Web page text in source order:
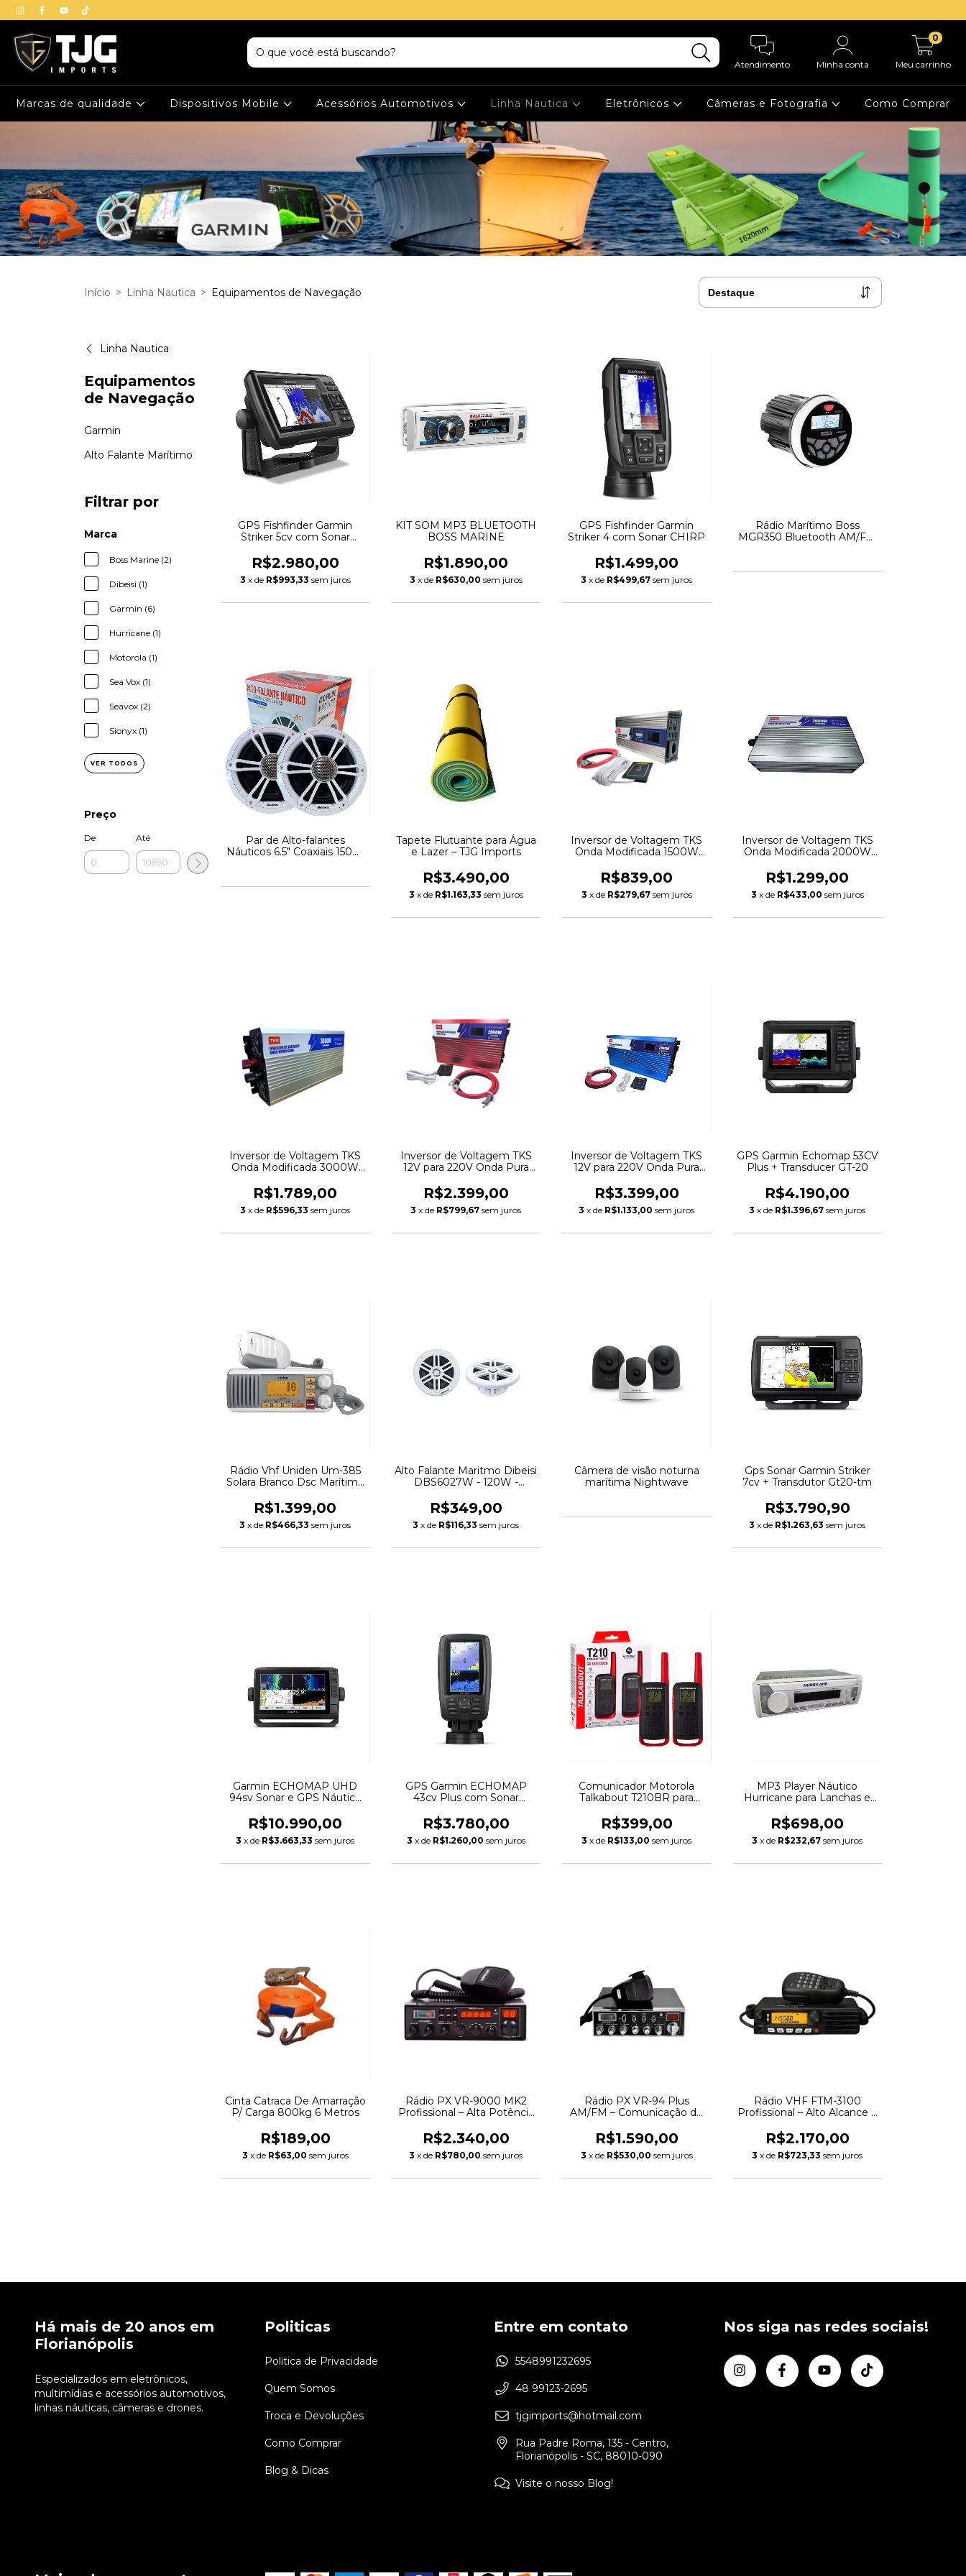
Atendimento Minha conta Meu carrinho
0
Marcas de qualidade Dispositivos Mobile Acessórios Automotivos Linha Nautica Eletrônicos Câmeras e Fotografia Como Comprar
Início > Linha Nautica > Equipamentos de Navegação
Linha Nautica
Equipamentos
de Navegação
Garmin
Alto Falante Marítimo
Filtrar por
Marca
Boss Marine (2)
Dibeisi (1)
Garmin (6)
Hurricane (1)
Motorola (1)
Sea Vox (1)
Seavox (2)
Sionyx (1)
VER TODOS
Preço
De Até
GPS Fishfinder Garmin
Striker 5cv com Sonar
R$2.980,00
3 x de R$993,33 sem juros
KIT SOM MP3 BLUETOOTH
BOSS MARINE
R$1.890,00
3 x de R$630,00 sem juros
GPS Fishfinder Garmin
Striker 4 com Sonar CHIRP
R$1.499,00
3 x de R$499,67 sem juros
Rádio Marítimo Boss
MGR350 Bluetooth AM/FM
Par de Alto-falantes
Náuticos 6.5" Coaxiais 150W
Tapete Flutuante para Água
e Lazer – TJG Imports
R$3.490,00
3 x de R$1.163,33 sem juros
Inversor de Voltagem TKS
Onda Modificada 1500W
R$839,00
3 x de R$279,67 sem juros
Inversor de Voltagem TKS
Onda Modificada 2000W
R$1.299,00
3 x de R$433,00 sem juros
Inversor de Voltagem TKS
Onda Modificada 3000W
R$1.789,00
3 x de R$596,33 sem juros
Inversor de Voltagem TKS
12V para 220V Onda Pura
R$2.399,00
3 x de R$799,67 sem juros
Inversor de Voltagem TKS
12V para 220V Onda Pura
R$3.399,00
3 x de R$1.133,00 sem juros
GPS Garmin Echomap 53CV
Plus + Transducer GT-20
R$4.190,00
3 x de R$1.396,67 sem juros
Rádio Vhf Uniden Um-385
Solara Branco Dsc Marítimo
R$1.399,00
3 x de R$466,33 sem juros
Alto Falante Maritmo Dibeisi
DBS6027W - 120W -
R$349,00
3 x de R$116,33 sem juros
Câmera de visão noturna
marítima Nightwave
Gps Sonar Garmin Striker
7cv + Transdutor Gt20-tm
R$3.790,90
3 x de R$1.263,63 sem juros
Garmin ECHOMAP UHD
94sv Sonar e GPS Náutico
R$10.990,00
3 x de R$3.663,33 sem juros
GPS Garmin ECHOMAP
43cv Plus com Sonar
R$3.780,00
3 x de R$1.260,00 sem juros
Comunicador Motorola
Talkabout T210BR para
R$399,00
3 x de R$133,00 sem juros
MP3 Player Náutico
Hurricane para Lanchas e
R$698,00
3 x de R$232,67 sem juros
Cinta Catraca De Amarração
P/ Carga 800kg 6 Metros
R$189,00
3 x de R$63,00 sem juros
Rádio PX VR-9000 MK2
Profissional – Alta Potência
R$2.340,00
3 x de R$780,00 sem juros
Rádio PX VR-94 Plus
AM/FM – Comunicação de
R$1.590,00
3 x de R$530,00 sem juros
Rádio VHF FTM-3100
Profissional – Alto Alcance e
R$2.170,00
3 x de R$723,33 sem juros
Há mais de 20 anos em
Florianópolis
Especializados em eletrônicos,
multimídias e acessórios automotivos,
linhas náuticas, câmeras e drones.
Politicas
Politica de Privacidade
Quem Somos
Troca e Devoluções
Como Comprar
Blog & Dicas
Entre em contato
5548991232695
48 99123-2695
tjgimports@hotmail.com
Rua Padre Roma, 135 - Centro,
Florianópolis - SC, 88010-090
Visite o nosso Blog!
Nos siga nas redes sociais!